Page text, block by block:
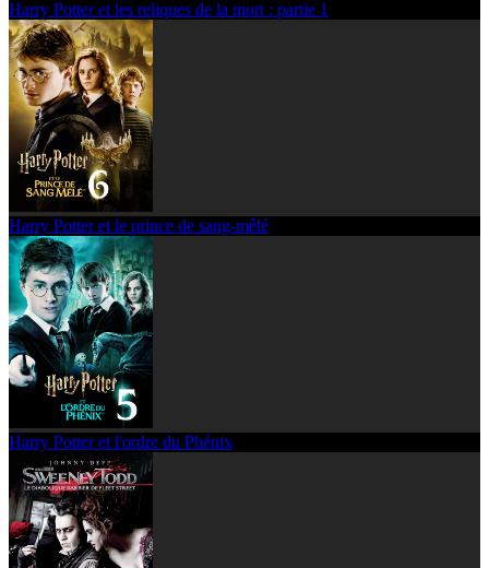
Harry Potter et les reliques de la mort : partie 1
Harry Potter et le prince de sang-mêlé
Harry Potter et l'ordre du Phénix